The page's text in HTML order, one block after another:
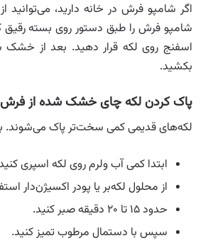
اگر شامپو فرش در خانه دارید، می‌توانید
شامپو فرش را طبق دستور روی بسته
اسفنج روی لکه قرار دهید. بعد از خشک
بکشید.
پاک کردن لکه چای خشک شده از فرش
لکه‌های قدیمی کمی سخت‌تر پاک می‌شوند.
ابتدا کمی آب ولرم روی لکه اسپری
از محلول لکه‌بر یا پودر اکسیژن‌دار
حدود ۱۵ تا ۲۰ دقیقه صبر کنید.
سپس با دستمال مرطوب تمیز کنید.